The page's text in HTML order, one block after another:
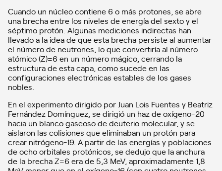
Cuando un núcleo contiene 6 o más protones, se abre
una brecha entre los niveles de energía del sexto y el
séptimo protón. Algunas mediciones indirectas han
llevado a la idea de que esta brecha persiste al aumentar
el número de neutrones, lo que convertiría al número
atómico (Z)=6 en un número mágico, cerrando la
estructura de esta capa, como sucede en las
configuraciones electrónicas estables de los gases
nobles.
En el experimento dirigido por Juan Lois Fuentes y Beatriz
Fernández Domínguez, se dirigió un haz de oxígeno-20
hacia un blanco gaseoso de deuterio molecular, y se
aislaron las colisiones que eliminaban un protón para
crear nitrógeno-19. A partir de las energías y poblaciones
de ocho orbitales protónicos, se dedujo que la anchura
de la brecha Z=6 era de 5,3 MeV, aproximadamente 1,8